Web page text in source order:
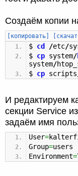
Создаём копии
[копировать]
$ cd /etc/
$ cp system/
system/
$ cp scripts
И редактируем
секции Service
задаём имя
User=
Group=users
Environment=